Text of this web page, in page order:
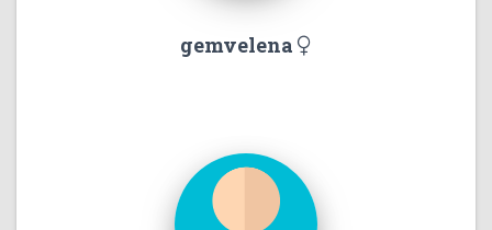
gemvelena